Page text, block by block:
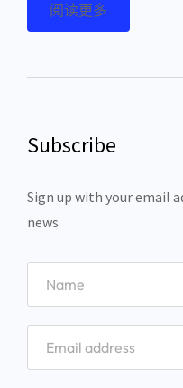
阅读更多
Subscribe
Sign up with your email
news